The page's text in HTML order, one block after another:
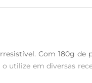
Com 180g de
utilize em diversas